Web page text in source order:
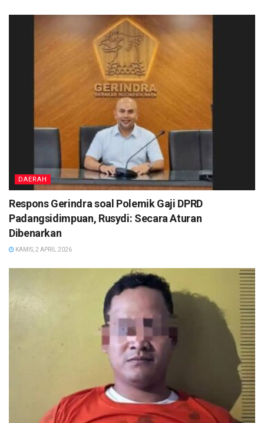
DAERAH
Respons Gerindra soal Polemik Gaji DPRD
Padangsidimpuan, Rusydi: Secara Aturan
Dibenarkan
KAMIS, 2 APRIL 2026